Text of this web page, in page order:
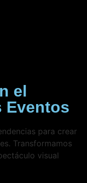
el
Eventos
para crear
Transformamos
visual